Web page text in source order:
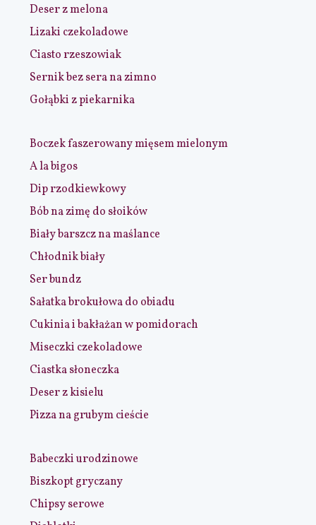
Deser z melona
Lizaki czekoladowe
Ciasto rzeszowiak
Sernik bez sera na zimno
Gołąbki z piekarnika
Boczek faszerowany mięsem mielonym
A la bigos
Dip rzodkiewkowy
Bób na zimę do słoików
Biały barszcz na maślance
Chłodnik biały
Ser bundz
Sałatka brokułowa do obiadu
Cukinia i bakłażan w pomidorach
Miseczki czekoladowe
Ciastka słoneczka
Deser z kisielu
Pizza na grubym cieście
Babeczki urodzinowe
Biszkopt gryczany
Chipsy serowe